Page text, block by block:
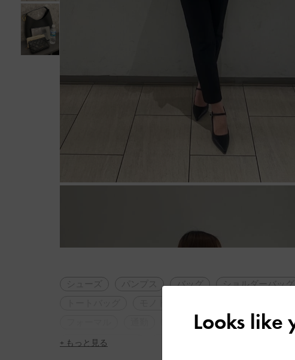
シューズ パンプス バッグ
ショルダーバッグ
A4サイズ 人気アイテム
ポインテッドトゥ
+ もっと見る
Looks like